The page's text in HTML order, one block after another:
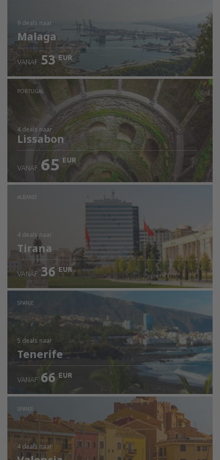
9 deals naar
Malaga
VANAF 53 EUR
PORTUGAL
4 deals naar
Lissabon
VANAF 65 EUR
ALBANIË
4 deals naar
Tirana
VANAF 36 EUR
SPANJE
5 deals naar
Tenerife
VANAF 66 EUR
SPANJE
4 deals naar